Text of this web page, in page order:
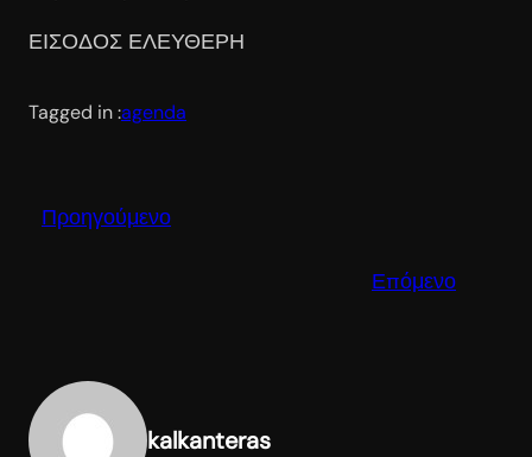
ΕΙΣΟΔΟΣ ΕΛΕΥΘΕΡΗ
Tagged in :agenda
Προηγούμενο
Επόμενο
kalkanteras